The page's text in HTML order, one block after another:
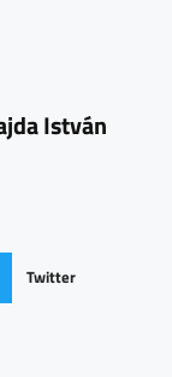
István
Twitter